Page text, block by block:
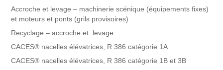
Accroche et levage – machinerie scénique (équipements fixes)
et moteurs et ponts (grils provisoires)
Recyclage – accroche et levage
CACES® nacelles élévatrices, R 386 catégorie 1A
CACES® nacelles élévatrices, R 386 catégorie 1B et 3B